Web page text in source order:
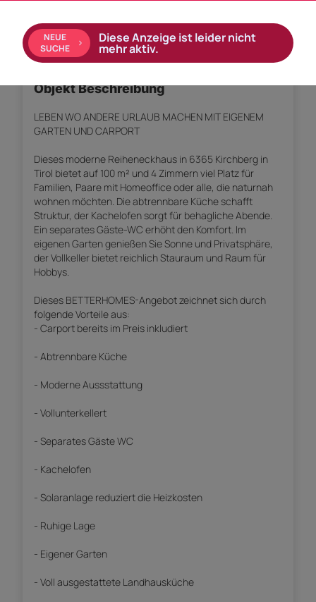
Empfohlene Services unserer Partner
Objekt Beschreibung
LEBEN WO ANDERE URLAUB MACHEN MIT EIGENEM
GARTEN UND CARPORT
Dieses moderne Reiheneckhaus in 6365 Kirchberg in
Tirol bietet auf 100 m² und 4 Zimmern viel Platz für
Familien, Paare mit Homeoffice oder alle, die naturnah
wohnen möchten. Die abtrennbare Küche schafft
Struktur, der Kachelofen sorgt für behagliche Abende.
Ein separates Gäste-WC erhöht den Komfort. Im
eigenen Garten genießen Sie Sonne und Privatsphäre,
der Vollkeller bietet reichlich Stauraum und Raum für
Hobbys.
Dieses BETTERHOMES-Angebot zeichnet sich durch
folgende Vorteile aus:
- Carport bereits im Preis inkludiert
- Abtrennbare Küche
- Moderne Aussstattung
- Vollunterkellert
- Separates Gäste WC
- Kachelofen
- Solaranlage reduziert die Heizkosten
- Ruhige Lage
- Eigener Garten
- Voll ausgestattete Landhausküche
NEUE
SUCHE
Diese Anzeige ist leider nicht
mehr aktiv.